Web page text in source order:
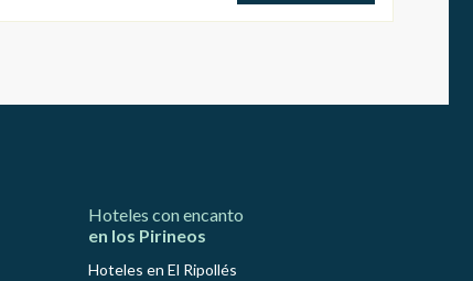
Hoteles con encanto
en los Pirineos
Hoteles en El Ripollés